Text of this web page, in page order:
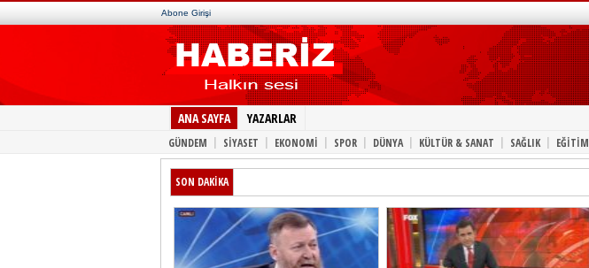
Abone Girişi
ANA SAYFA YAZARLAR
GÜNDEM | SİYASET | EKONOMİ | SPOR | DÜNYA | KÜLTÜR & SANAT | SAĞLIK | EĞİTİM
SON DAKİKA